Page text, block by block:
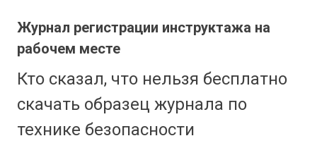
Журнал регистрации инструктажа на
рабочем месте
Кто сказал, что нельзя бесплатно
скачать образец журнала по
технике безопасности